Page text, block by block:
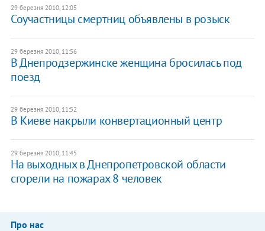
29 березня 2010, 12:05
Соучастницы смертниц объявлены в розыск
29 березня 2010, 11:56
В Днепродзержинске женщина бросилась под
поезд
29 березня 2010, 11:52
В Киеве накрыли конвертационный центр
29 березня 2010, 11:45
На выходных в Днепропетровской области
сгорели на пожарах 8 человек
Про нас